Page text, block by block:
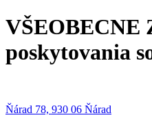
VŠEOBECNE
poskytovania
Ňárad 78, 930 06 Ňárad